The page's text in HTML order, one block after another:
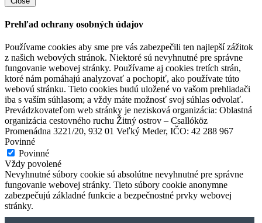
Šamorín, August 14
FestivalKoncert
Festival POMLÉ
Šamorín, August 28
FestivalKoncert
Prehľad ochrany osobných údajov
Používame cookies aby sme pre vás zabezpečili ten najlepší zážitok
z našich webových stránok. Niektoré sú nevyhnutné pre správne
fungovanie webovej stránky. Používame aj cookies tretích strán,
ktoré nám pomáhajú analyzovať a pochopiť, ako používate túto
webovú stránku. Tieto cookies budú uložené vo vašom prehliadači
iba s vaším súhlasom; a vždy máte možnosť svoj súhlas odvolať.
Prevádzkovateľom web stránky je nezisková organizácia: Oblastná
organizácia cestovného ruchu Žitný ostrov – Csallóköz
Promenádna 3221/20, 932 01 Veľký Meder, IČO: 42 288 967
Povinné
Povinné
Vždy povolené
Nevyhnutné súbory cookie sú absolútne nevyhnutné pre správne
fungovanie webovej stránky. Tieto súbory cookie anonymne
zabezpečujú základné funkcie a bezpečnostné prvky webovej
stránky.